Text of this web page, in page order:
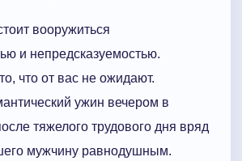
вооружиться
и непредсказуемостью.
что от вас не ожидают.
ужин вечером в
тяжелого трудового дня вряд
мужчину равнодушным.